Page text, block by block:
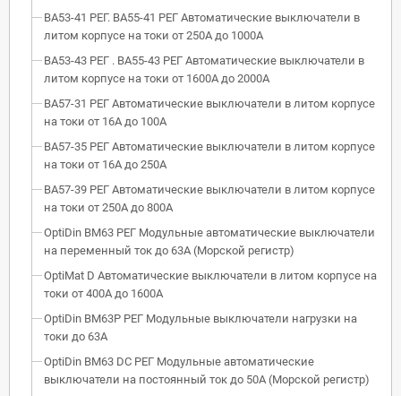
ВА53-41 РЕГ. ВА55-41 РЕГ Автоматические выключатели в
литом корпусе на токи от 250А до 1000А
ВА53-43 РЕГ . ВА55-43 РЕГ Автоматические выключатели в
литом корпусе на токи от 1600А до 2000А
ВА57-31 РЕГ Автоматические выключатели в литом корпусе
на токи от 16А до 100А
ВА57-35 РЕГ Автоматические выключатели в литом корпусе
на токи от 16А до 250А
ВА57-39 РЕГ Автоматические выключатели в литом корпусе
на токи от 250А до 800А
OptiDin BM63 РЕГ Модульные автоматические выключатели
на переменный ток до 63А (Морской регистр)
OptiMat D Автоматические выключатели в литом корпусе на
токи от 400А до 1600А
OptiDin BM63P РЕГ Модульные выключатели нагрузки на
токи до 63А
OptiDin BM63 DC РЕГ Модульные автоматические
выключатели на постоянный ток до 50А (Морской регистр)